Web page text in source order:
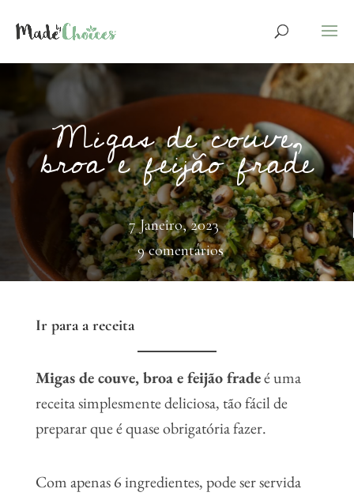
Migas de couve,
broa e feijão frade
7 Janeiro, 2023
9 comentários
Ir para a receita
Migas de couve, broa e feijão fradeé uma
receita simplesmente deliciosa, tão fácil de
preparar que é quase obrigatória fazer.
Com apenas 6 ingredientes, pode ser servida